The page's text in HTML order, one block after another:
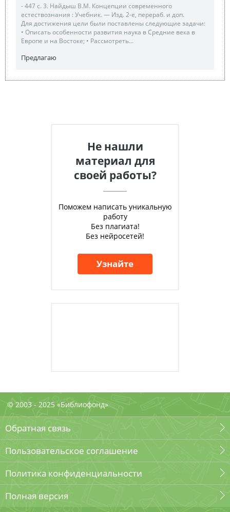
- 447 с. 3. Найдыш В.М. Концепции современного
естествознания : Учебник. — Изд. 2-е, перераб. и доп.
Для достижения цели были поставлены следующие задачи:
• Описать особенности развития наука в Средние века в
Европе и на Востоке; • Рассмотреть...
Предлагаю
Не нашли
материал для
своей работы?
Поможем написать уникальную
работу
Без плагиата!
Без нейросетей!
Узнайте
© 2003 - 2025 «Библиофонд»
Обратная связь
Пользовательское соглашение
Политика конфиденциальности
Полная версия